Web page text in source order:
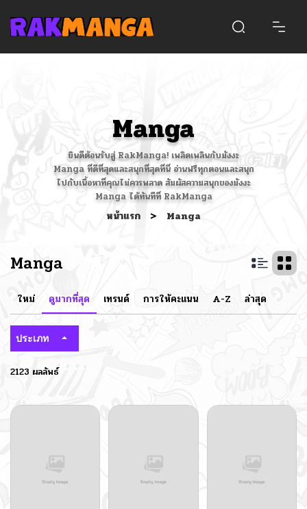
Manga
ยินดีต้อนรับสู่ RakManga! เพลิดเพลินกับมังงะ
Manga ที่ดีที่สุดและสนุกที่สุดที่นี่ อ่านฟรีทุกตอนและสนุก
ไปกับเนื้อหาที่คุณไม่ควรพลาด สัมผัสความสนุกของมังงะ
Manga ได้ทันทีที่ RakManga
หน้าแรก > Manga
Manga
ใหม่ ดูมากที่สุด เทรนด์ การให้คะแนน A-Z ล่าสุด
ประเภท
2123 ผลลัพธ์